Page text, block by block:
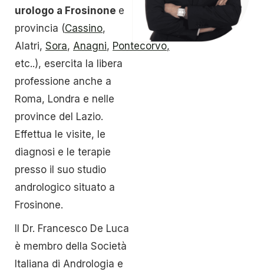
urologo a Frosinone e
provincia (Cassino,
Alatri, Sora, Anagni, Pontecorvo,
etc..), esercita la libera
professione anche a
Roma, Londra e nelle
province del Lazio.
Effettua le visite, le
diagnosi e le terapie
presso il suo studio
andrologico situato a
Frosinone.
Il Dr. Francesco De Luca
è membro della Società
Italiana di Andrologia e